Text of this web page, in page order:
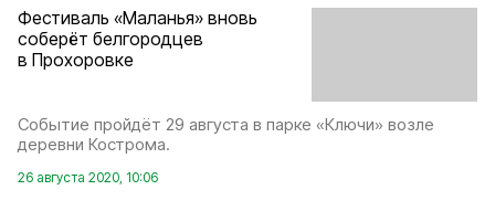
Фестиваль «Маланья» вновь
соберёт белгородцев
в Прохоровке
Событие пройдёт 29 августа в парке «Ключи» возле
деревни Кострома.
26 августа 2020, 10:06